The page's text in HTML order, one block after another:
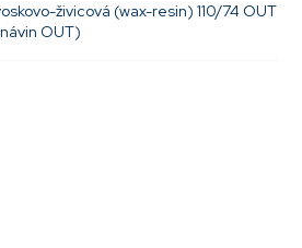
živicová (wax-resin) 110/74 OUT
OUT)